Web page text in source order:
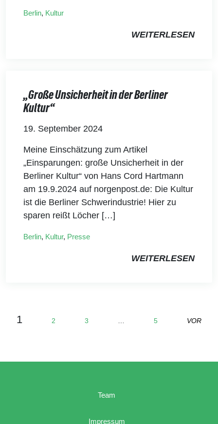
Berlin, Kultur
WEITERLESEN
„Große Unsicherheit in der Berliner
Kultur“
19. September 2024
Meine Einschätzung zum Artikel
„Einsparungen: große Unsicherheit in der
Berliner Kultur“ von Hans Cord Hartmann
am 19.9.2024 auf norgenpost.de: Die Kultur
ist die Berliner Schwerindustrie! Hier zu
sparen reißt Löcher […]
Berlin, Kultur, Presse
WEITERLESEN
1 2 3 5 VOR
Team
Impressum